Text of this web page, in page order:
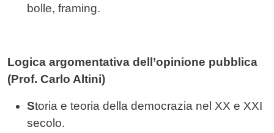
bolle, framing.
Logica argomentativa dell’opinione pubblica
(Prof. Carlo Altini)
Storia e teoria della democrazia nel XX e XXI
secolo.